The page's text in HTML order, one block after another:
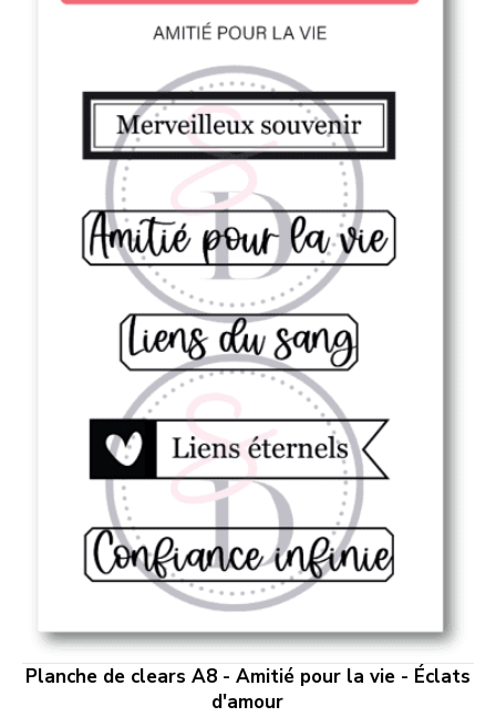
Planche de clears A8 - Amitié pour la vie - Éclats
d'amour